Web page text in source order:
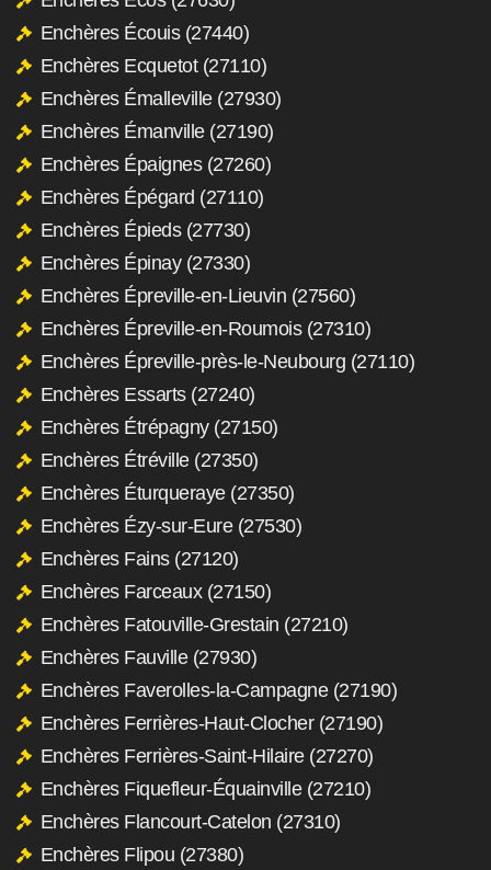
Enchères Écouis (27440)
Enchères Ecquetot (27110)
Enchères Émalleville (27930)
Enchères Émanville (27190)
Enchères Épaignes (27260)
Enchères Épégard (27110)
Enchères Épieds (27730)
Enchères Épinay (27330)
Enchères Épreville-en-Lieuvin (27560)
Enchères Épreville-en-Roumois (27310)
Enchères Épreville-près-le-Neubourg (27110)
Enchères Essarts (27240)
Enchères Étrépagny (27150)
Enchères Étréville (27350)
Enchères Éturqueraye (27350)
Enchères Ézy-sur-Eure (27530)
Enchères Fains (27120)
Enchères Farceaux (27150)
Enchères Fatouville-Grestain (27210)
Enchères Fauville (27930)
Enchères Faverolles-la-Campagne (27190)
Enchères Ferrières-Haut-Clocher (27190)
Enchères Ferrières-Saint-Hilaire (27270)
Enchères Fiquefleur-Équainville (27210)
Enchères Flancourt-Catelon (27310)
Enchères Flipou (27380)